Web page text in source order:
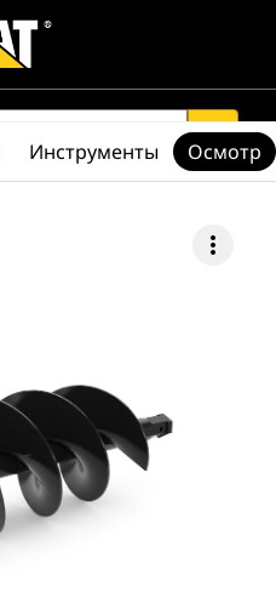
search
more_vert
Инструменты Осмотр